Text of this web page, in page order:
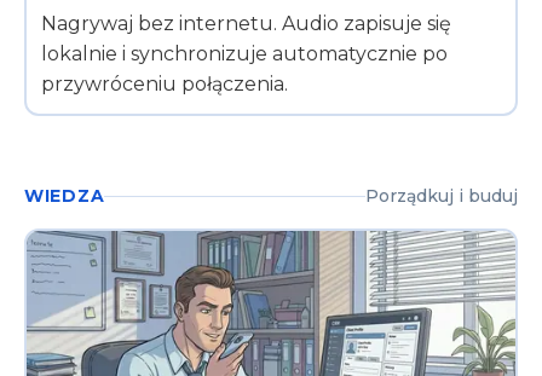
Nagrywaj bez internetu. Audio zapisuje się
lokalnie i synchronizuje automatycznie po
przywróceniu połączenia.
WIEDZA Porządkuj i buduj